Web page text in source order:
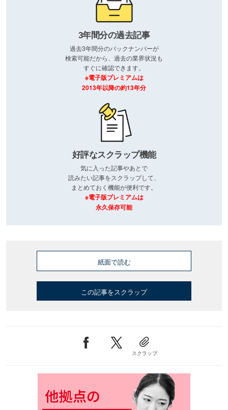
3年間分の過去記事
過去3年間分のバックナンバーが
検索可能だから、過去の業界状況も
すぐに確認できます。
※電子版プレミアムは
2013年以降の約13年分
好評なスクラップ機能
気に入った記事やあとで
読みたい記事をスクラップして、
まとめておく機能が便利です。
※電子版プレミアムは
永久保存可能
紙面で読む
この記事をスクラップ
スクラップ